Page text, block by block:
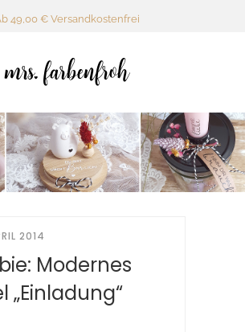
49,00 € Versandkostenfrei
2014
Modernes
„Einladung“